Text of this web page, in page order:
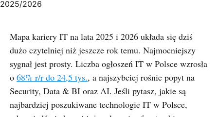
Mapa kariery IT na lata 2025 i 2026 układa się dziś
dużo czytelniej niż jeszcze rok temu. Najmocniejszy
sygnał jest prosty. Liczba ogłoszeń IT w Polsce wzrosła
o 68% r/r do 24,5 tys., a najszybciej rośnie popyt na
Security, Data & BI oraz AI. Jeśli pytasz, jakie są
najbardziej poszukiwane technologie IT w Polsce,